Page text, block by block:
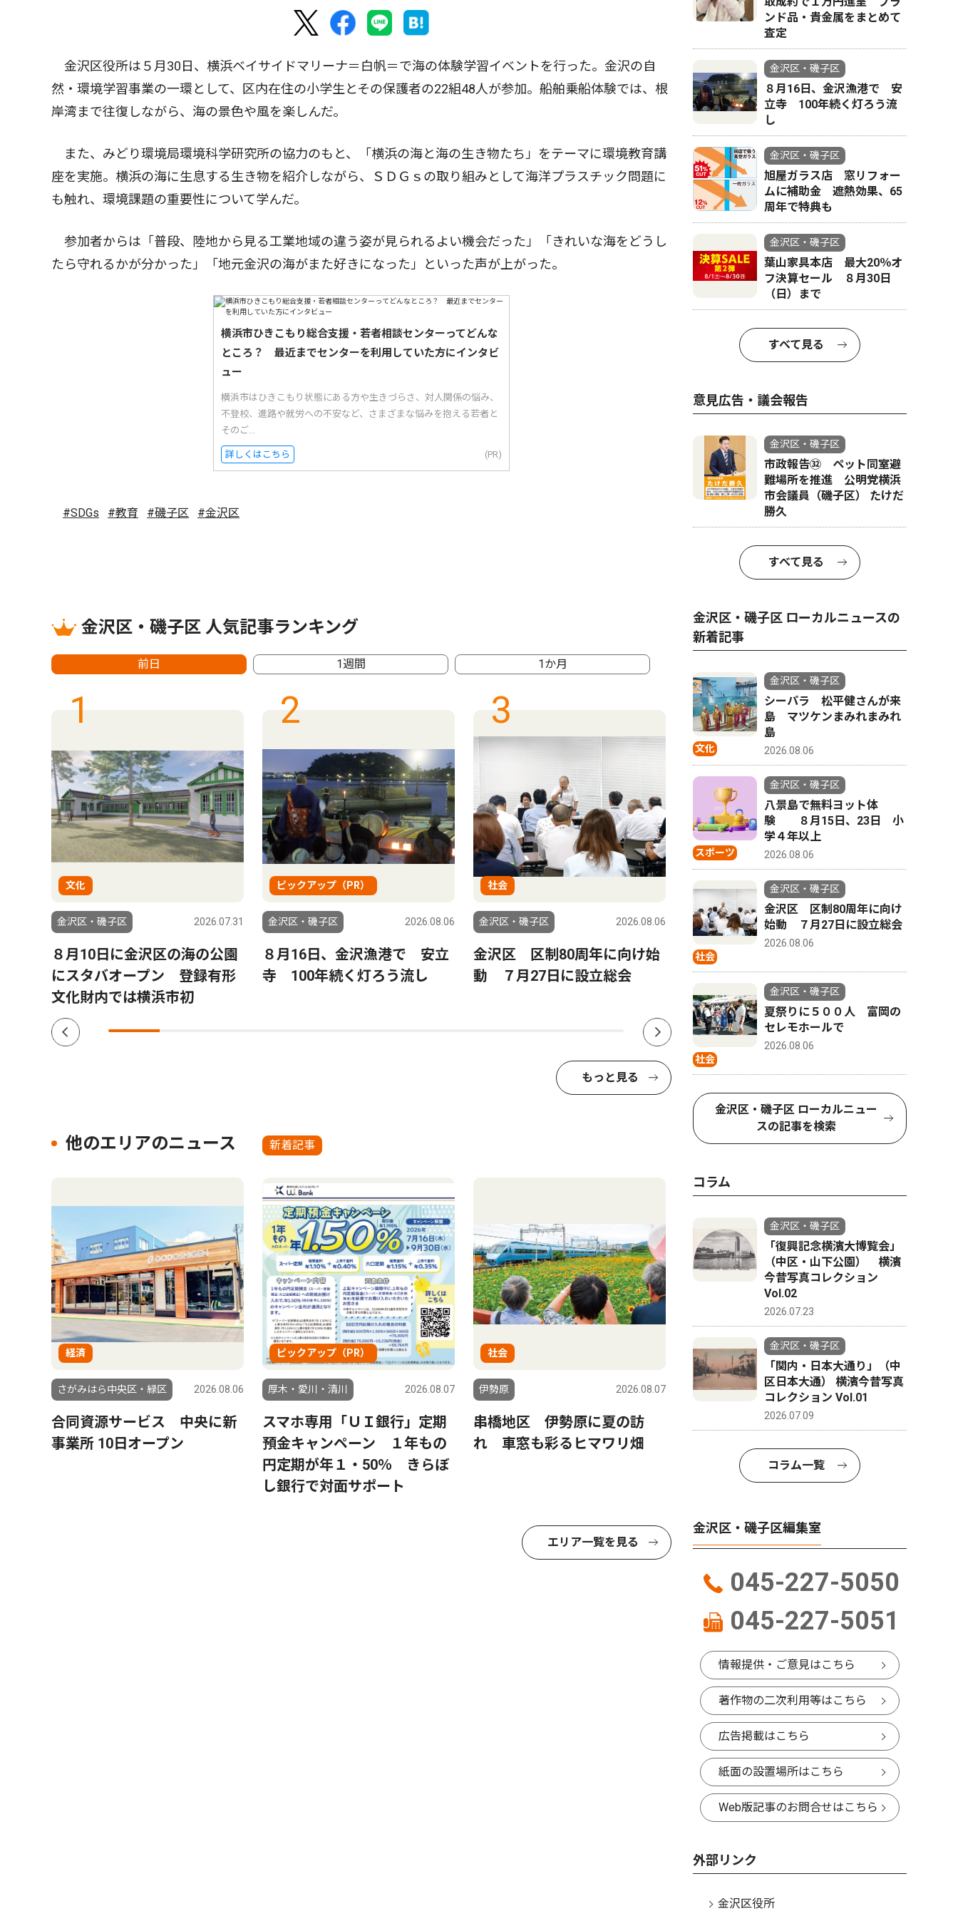
金沢区役所は５月30日、横浜ベイサイドマリーナ＝白帆＝で海の体験学習イベントを行った。金沢の自
然・環境学習事業の一環として、区内在住の小学生とその保護者の22組48人が参加。船舶乗船体験では、根
岸湾まで往復しながら、海の景色や風を楽しんだ。
また、みどり環境局環境科学研究所の協力のもと、「横浜の海と海の生き物たち」をテーマに環境教育講
座を実施。横浜の海に生息する生き物を紹介しながら、ＳＤＧｓの取り組みとして海洋プラスチック問題に
も触れ、環境課題の重要性について学んだ。
参加者からは「普段、陸地から見る工業地域の違う姿が見られるよい機会だった」「きれいな海をどうし
たら守れるかが分かった」「地元金沢の海がまた好きになった」といった声が上がった。
横浜市ひきこもり総合支援・若者相談センターってどんな
ところ？ 最近までセンターを利用していた方にインタビ
ュー
横浜市はひきこもり状態にある方や生きづらさ、対人関係の悩み、
不登校、進路や就労への不安など、さまざまな悩みを抱える若者と
そのご...
詳しくはこちら (PR)
#SDGs #教育 #磯子区 #金沢区
金沢区・磯子区 人気記事ランキング
前日 1週間 1か月
1
文化
金沢区・磯子区 2026.07.31
８月10日に金沢区の海の公園
にスタバオープン 登録有形
文化財内では横浜市初
2
ピックアップ（PR）
金沢区・磯子区 2026.08.06
８月16日、金沢漁港で 安立
寺 100年続く灯ろう流し
3
社会
金沢区・磯子区 2026.08.06
金沢区 区制80周年に向け始
動 ７月27日に設立総会
4
トップニュース 社会
金沢区・磯子区 2026.08.06
六浦で通学見守る90歳 無事
故を願い20年以上
金沢区・磯
レモホー
もっと見る
他のエリアのニュース 新着記事
経済
さがみはら中央区・緑区 2026.08.06
合同資源サービス 中央に新
事業所 10日オープン
ピックアップ（PR）
厚木・愛川・清川 2026.08.07
スマホ専用「ＵＩ銀行」定期
預金キャンペーン １年もの
円定期が年１・50％ きらぼ
し銀行で対面サポート
社会
伊勢原 2026.08.07
串橋地区 伊勢原に夏の訪
れ 車窓も彩るヒマワリ畑
エリア一覧を見る
ンド品・貴金属をまとめて
査定
金沢区・磯子区
８月16日、金沢漁港で 安
立寺 100年続く灯ろう流
し
金沢区・磯子区
旭屋ガラス店 窓リフォー
ムに補助金 遮熱効果、65
周年で特典も
金沢区・磯子区
葉山家具本店 最大20％オ
フ決算セール ８月30日
（日）まで
すべて見る
意見広告・議会報告
金沢区・磯子区
市政報告㉜ ペット同室避
難場所を推進 公明党横浜
市会議員（磯子区） たけだ
勝久
すべて見る
金沢区・磯子区 ローカルニュースの
新着記事
文化
金沢区・磯子区
シーパラ 松平健さんが来
島 マツケンまみれまみれ
島
2026.08.06
スポーツ
金沢区・磯子区
八景島で無料ヨット体
験 ８月15日、23日 小
学４年以上
2026.08.06
社会
金沢区・磯子区
金沢区 区制80周年に向け
始動 ７月27日に設立総会
2026.08.06
社会
金沢区・磯子区
夏祭りに５００人 富岡の
セレモホールで
2026.08.06
金沢区・磯子区 ローカルニュー
スの記事を検索
コラム
金沢区・磯子区
「復興記念横濱大博覧会」
（中区・山下公園） 横濱
今昔写真コレクション
Vol.02
2026.07.23
金沢区・磯子区
「関内・日本大通り」（中
区日本大通） 横濱今昔写真
コレクション Vol.01
2026.07.09
コラム一覧
金沢区・磯子区編集室
045-227-5050
045-227-5051
情報提供・ご意見はこちら
著作物の二次利用等はこちら
広告掲載はこちら
紙面の設置場所はこちら
Web版記事のお問合せはこちら
外部リンク
金沢区役所